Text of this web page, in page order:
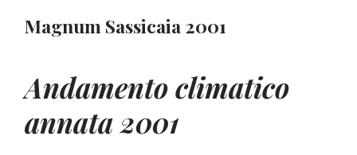
Magnum Sassicaia 2001
Andamento climatico
annata 2001